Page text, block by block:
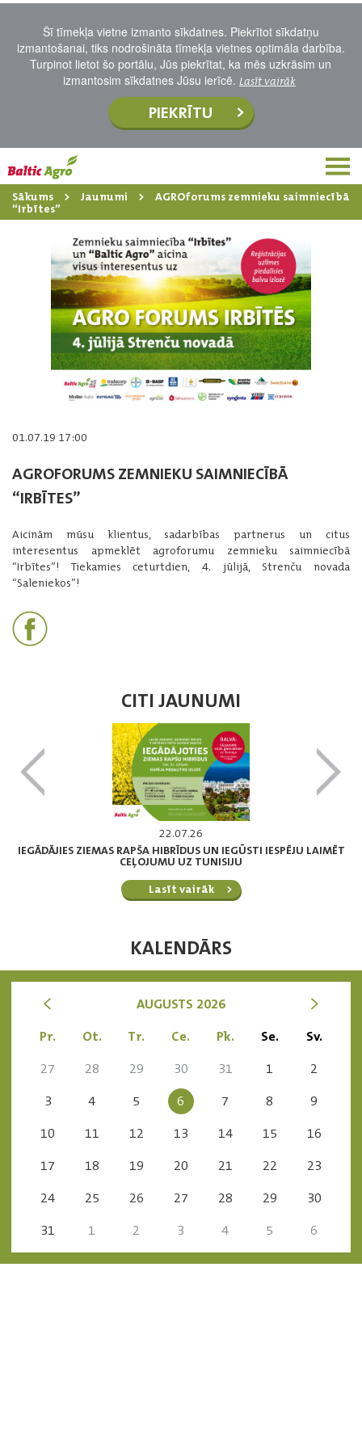
Šī tīmekļa vietne izmanto sīkdatnes. Piekrītot sīkdatņu
izmantošanai, tiks nodrošināta tīmekļa vietnes optimāla darbība.
Turpinot lietot šo portālu, Jūs piekrītat, ka mēs uzkrāsim un
izmantosim sīkdatnes Jūsu ierīcē. Lasīt vairāk
PIEKRĪTU
Sākums Jaunumi
AGROforums zemnieku saimniecībā
“Irbītes”
01.07.19 17:00
AGROFORUMS ZEMNIEKU SAIMNIECĪBĀ
“IRBĪTES”
Aicinām mūsu klientus, sadarbības partnerus un citus
interesentus apmeklēt agroforumu zemnieku saimniecībā
“Irbītes”! Tiekamies ceturtdien, 4. jūlijā, Strenču novada
“Saleniekos”!
CITI JAUNUMI
22.07.26
IEGĀDĀJIES ZIEMAS RAPŠA HIBRĪDUS UN IEGŪSTI IESPĒJU LAIMĒT
CEĻOJUMU UZ TUNISIJU
Lasīt vairāk
KALENDĀRS
< AUGUSTS 2026 >
Pr. Ot. Tr. Ce. Pk. Se.
Sv.
27
28 29 30 31 1
2
3
4 5 6 7 8
9
10
11 12 13 14 15
16
17
18 19 20 21 22
23
24
25 26 27 28 29
30
31
1 2 3 4 5 6